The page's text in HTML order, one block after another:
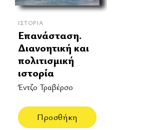
ΙΣΤΟΡΊΑ
Επανάσταση.
Διανοητική και
πολιτισμική
ιστορία
Έντζο Τραβέρσο
Προσθήκη